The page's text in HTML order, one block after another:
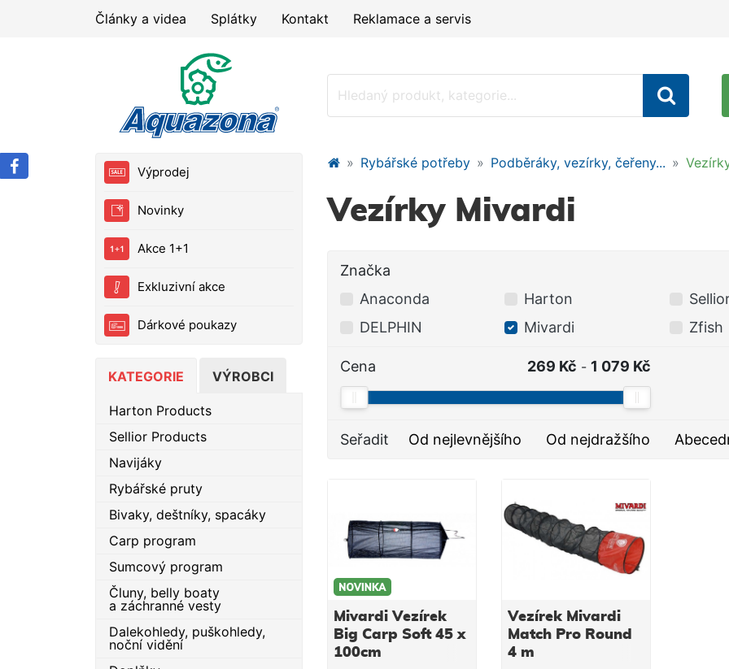
Články a videa Splátky Kontakt Reklamace a servis
Výprodej
Novinky
Akce 1+1
Exkluzivní akce
Dárkové poukazy
KATEGORIE VÝROBCI
Harton Products
Sellior Products
Navijáky
Rybářské pruty
Bivaky, deštníky, spacáky
Carp program
Sumcový program
Čluny, belly boaty
a záchranné vesty
Dalekohledy, puškohledy,
noční vidění
Rybářské potřeby Podběráky, vezírky, čeřeny...
Vezírky Mivardi
Značka
Anaconda
DELPHIN
Harton
Mivardi
Zfish
Cena 269 Kč - 1 079 Kč
Seřadit Od nejlevnějšího Od nejdražšího
Mivardi Vezírek
Big Carp Soft 45 x
100cm
Vezírek Mivardi
Match Pro Round
4 m